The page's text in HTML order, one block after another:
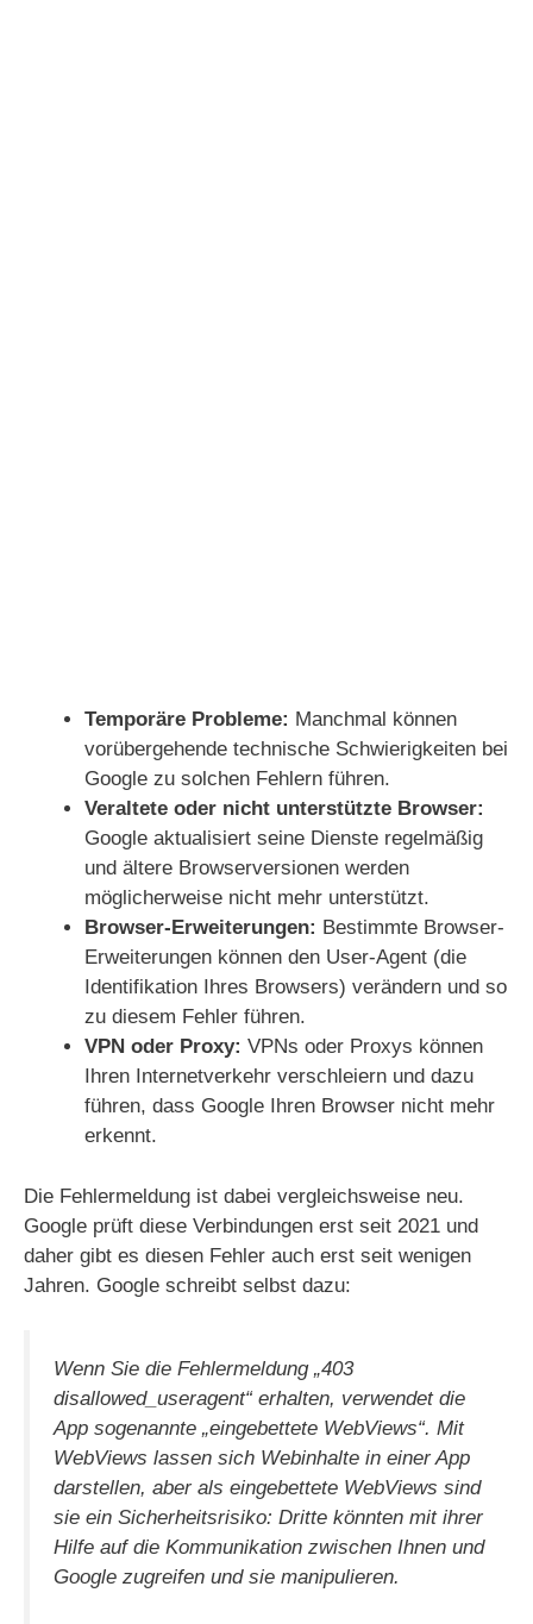
Temporäre Probleme: Manchmal können
vorübergehende technische Schwierigkeiten bei
Google zu solchen Fehlern führen.
Veraltete oder nicht unterstützte Browser:
Google aktualisiert seine Dienste regelmäßig
und ältere Browserversionen werden
möglicherweise nicht mehr unterstützt.
Browser-Erweiterungen: Bestimmte Browser-
Erweiterungen können den User-Agent (die
Identifikation Ihres Browsers) verändern und so
zu diesem Fehler führen.
VPN oder Proxy: VPNs oder Proxys können
Ihren Internetverkehr verschleiern und dazu
führen, dass Google Ihren Browser nicht mehr
erkennt.
Die Fehlermeldung ist dabei vergleichsweise neu.
Google prüft diese Verbindungen erst seit 2021 und
daher gibt es diesen Fehler auch erst seit wenigen
Jahren. Google schreibt selbst dazu:
Wenn Sie die Fehlermeldung „403
disallowed_useragent“ erhalten, verwendet die
App sogenannte „eingebettete WebViews“. Mit
WebViews lassen sich Webinhalte in einer App
darstellen, aber als eingebettete WebViews sind
sie ein Sicherheitsrisiko: Dritte könnten mit ihrer
Hilfe auf die Kommunikation zwischen Ihnen und
Google zugreifen und sie manipulieren.